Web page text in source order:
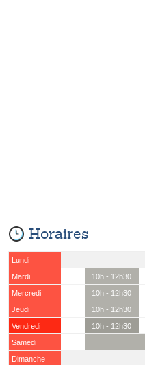
Horaires
Lundi
Mardi
10h - 12h30
Mercredi
10h - 12h30
Jeudi
10h - 12h30
Vendredi
10h - 12h30
Samedi
Dimanche